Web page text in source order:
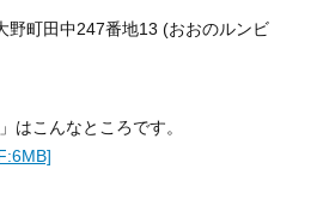
野町田中247番地13 (おおのルンビ
はこんなところです。